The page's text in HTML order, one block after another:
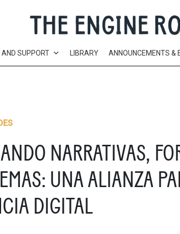
AND SUPPORT LIBRARY ANNOUNCEMENTS &
NARRATIVAS,
UNA ALIANZA
DIGITAL